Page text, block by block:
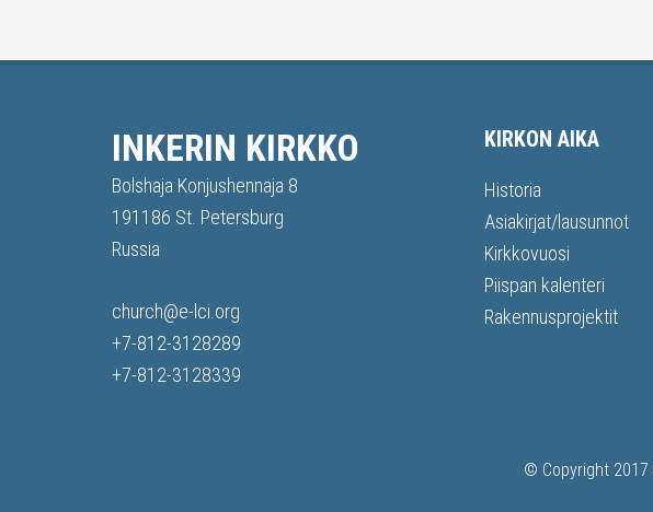
INKERIN KIRKKO
Bolshaja Konjushennaja 8
191186 St. Petersburg
Russia
church@e-lci.org
+7-812-3128289
+7-812-3128339
KIRKON AIKA
Historia
Asiakirjat/lausunnot
Kirkkovuosi
Piispan kalenteri
Rakennusprojektit
© Copyright 2017